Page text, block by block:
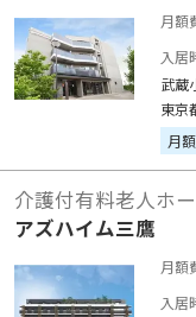
月額
入居
武蔵
東京
月
介護付有料老人ホ
アズハイム三鷹
月額
入居